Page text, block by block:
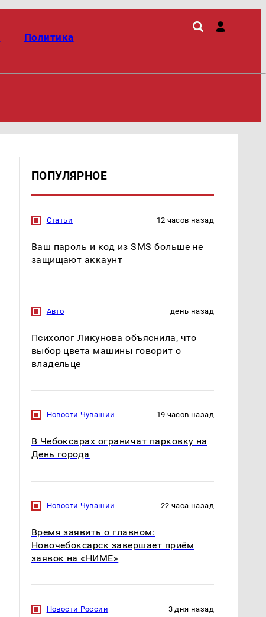
Политика
ПОПУЛЯРНОЕ
Статьи 12 часов назад
Ваш пароль и код из SMS больше не
защищают аккаунт
Авто день назад
Психолог Ликунова объяснила, что
выбор цвета машины говорит о
владельце
Новости Чувашии 19 часов назад
В Чебоксарах ограничат парковку на
День города
Новости Чувашии 22 часа назад
Время заявить о главном:
Новочебоксарск завершает приём
заявок на «НИМЕ»
Новости России 3 дня назад